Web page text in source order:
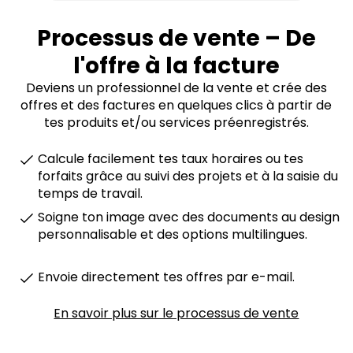
Processus de vente – De
l'offre à la facture
Deviens un professionnel de la vente et crée des
offres et des factures en quelques clics à partir de
tes produits et/ou services préenregistrés.
Calcule facilement tes taux horaires ou tes
forfaits grâce au suivi des projets et à la saisie du
temps de travail.
Soigne ton image avec des documents au design
personnalisable et des options multilingues.
Envoie directement tes offres par e-mail.
En savoir plus sur le processus de vente